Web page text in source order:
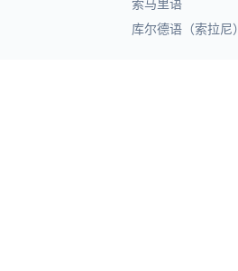
库尔德语（索拉尼）